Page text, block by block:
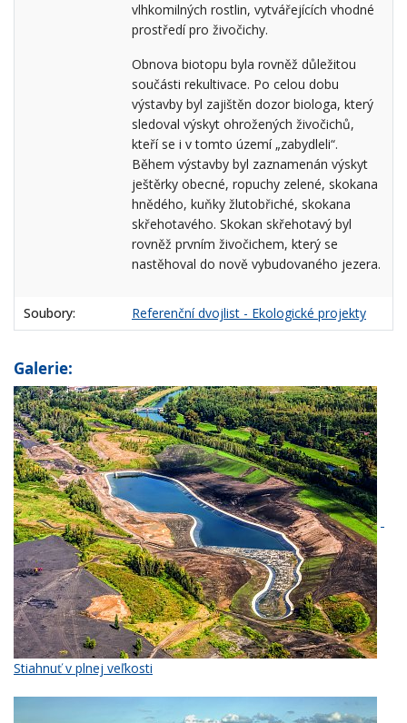
vlhkomilných rostlin, vytvářejících vhodné
prostředí pro živočichy.
Obnova biotopu byla rovněž důležitou
součásti rekultivace. Po celou dobu
výstavby byl zajištěn dozor biologa, který
sledoval výskyt ohrožených živočichů,
kteří se i v tomto území „zabydleli“.
Během výstavby byl zaznamenán výskyt
ještěrky obecné, ropuchy zelené, skokana
hnědého, kuňky žlutobřiché, skokana
skřehotavého. Skokan skřehotavý byl
rovněž prvním živočichem, který se
nastěhoval do nově vybudovaného jezera.
Soubory: Referenční dvojlist - Ekologické projekty
Galerie:
Stiahnuť v plnej veľkosti